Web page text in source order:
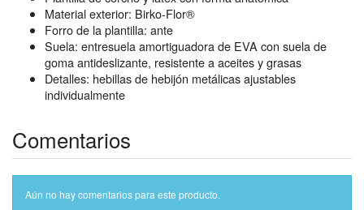
Material exterior: Birko-Flor®
Forro de la plantilla: ante
Suela: entresuela amortiguadora de EVA con suela de
goma antideslizante, resistente a aceites y grasas
Detalles: hebillas de hebijón metálicas ajustables
individualmente
Comentarios
Aún no hay comentarios para este producto.